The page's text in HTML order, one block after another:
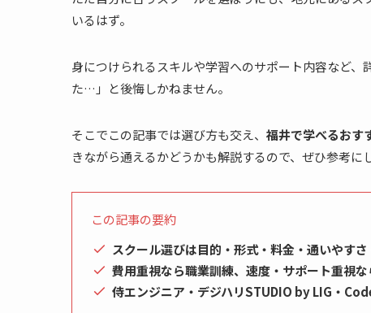
いるはず。
身につけられるスキルや学習へのサポート内容など
た…」と後悔しかねません。
そこでこの記事では選び方も交え、 福井で学べるおす
きながら通えるかどうかも解説するので、ぜひ参考に
この記事の要約
スクール選びは目的・形式・料金・通いやす
費用重視なら職業訓練、速度・サポート重視
侍エンジニア・デジハリSTUDIO by LIG・